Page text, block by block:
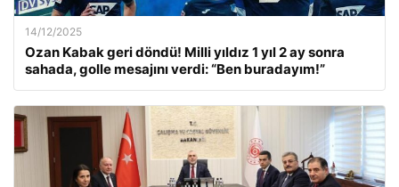
14/12/2025
Ozan Kabak geri döndü! Milli yıldız 1 yıl 2 ay sonra
sahada, golle mesajını verdi: “Ben buradayım!”